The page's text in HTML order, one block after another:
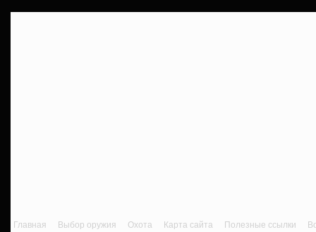
Главная Выбор оружия Охота Карта сайта Полезные ссылки